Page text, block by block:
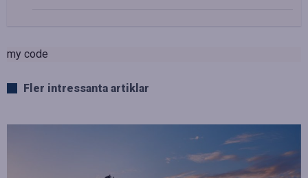
my code
Fler intressanta artiklar